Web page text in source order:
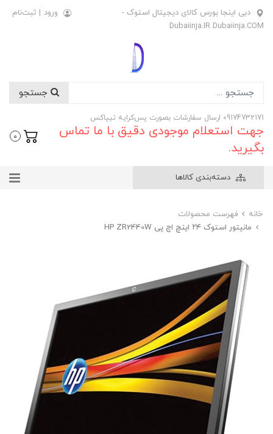
دبی اینجا بورس کالای دیجیتال استوک -
Dubaiinja.IR Dubaiinja.COM
ورود | ثبت‌نام
09174732171 ارسال سفارشات بصورت پس‌کرایه تیپاکس
جهت استعلام موجودی دقیق با ما تماس
بگیرید.
0
دسته‌بندی کالاها
خانه
فهرست محصولات
مانیتور استوک ۲۴ اینچ اچ پی HP ZR2440W